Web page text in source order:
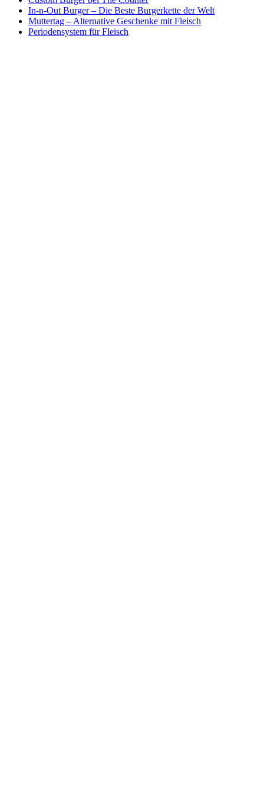
In-n-Out Burger – Die Beste Burgerkette der Welt
Muttertag – Alternative Geschenke mit Fleisch
Periodensystem für Fleisch